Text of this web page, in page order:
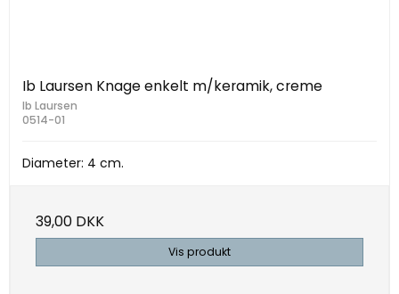
Ib Laursen Knage enkelt m/keramik, creme
Ib Laursen
0514-01
Diameter: 4 cm.
39,00 DKK
Vis produkt